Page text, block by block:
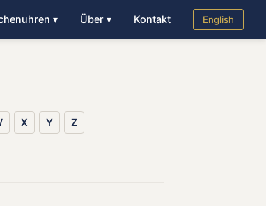
▾ Über ▾ Kontakt English
X Y Z